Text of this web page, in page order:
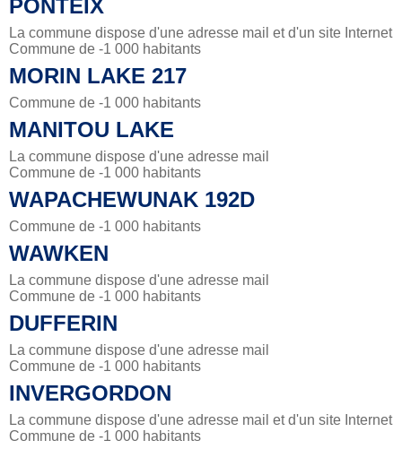
PONTEIX
La commune dispose d'une adresse mail et d'un site Internet
Commune de -1 000 habitants
MORIN LAKE 217
Commune de -1 000 habitants
MANITOU LAKE
La commune dispose d'une adresse mail
Commune de -1 000 habitants
WAPACHEWUNAK 192D
Commune de -1 000 habitants
WAWKEN
La commune dispose d'une adresse mail
Commune de -1 000 habitants
DUFFERIN
La commune dispose d'une adresse mail
Commune de -1 000 habitants
INVERGORDON
La commune dispose d'une adresse mail et d'un site Internet
Commune de -1 000 habitants